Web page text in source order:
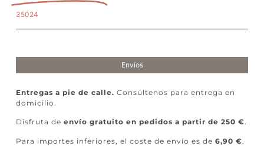
35024
Envíos
Entregas a pie de calle. Consúltenos para entrega en
domicilio.
Disfruta de envío gratuito en pedidos a partir de 250 €.
Para importes inferiores, el coste de envío es de 6,90 €